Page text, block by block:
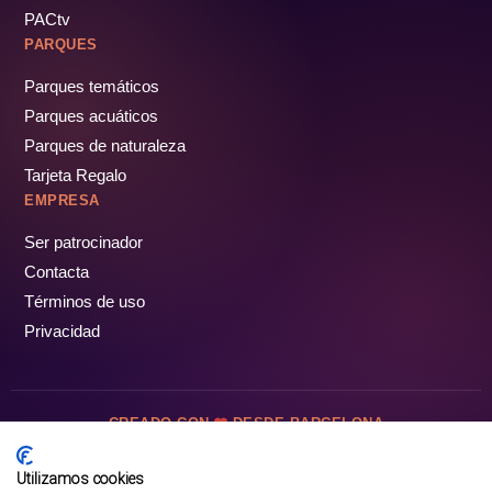
PACtv
PARQUES
Parques temáticos
Parques acuáticos
Parques de naturaleza
Tarjeta Regalo
EMPRESA
Ser patrocinador
Contacta
Términos de uso
Privacidad
CREADO CON DESDE BARCELONA
Utilizamos cookies